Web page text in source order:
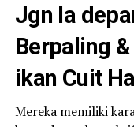
Jgn la
Berpaling
ikan Cuit
Mereka memiliki